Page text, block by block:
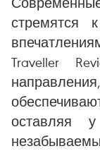
стремятся
Traveller
оставляя